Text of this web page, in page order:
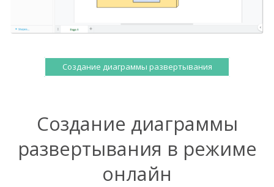
Создание диаграммы развертывания
Создание диаграммы
развертывания в режиме
онлайн